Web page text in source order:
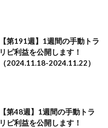
【第191週】1週間の手動トラ
リピ利益を公開します！
（2024.11.18-2024.11.22）
【第48週】1週間の手動トラ
リピ利益を公開します！